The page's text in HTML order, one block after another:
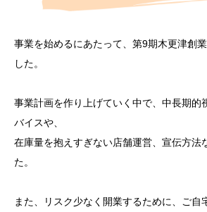
事業を始めるにあたって、第9期木更津創
した。
事業計画を作り上げていく中で、中長期的
バイスや、
在庫量を抱えすぎない店舗運営、宣伝方法
た。
また、リスク少なく開業するために、ご自